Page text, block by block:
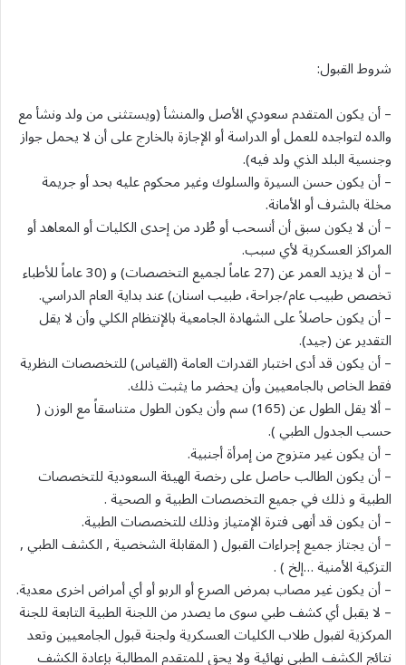
شروط القبول:
– أن يكون المتقدم سعودي الأصل والمنشأ (ويستثنى من ولد ونشأ مع
والده لتواجده للعمل أو الدراسة أو الإجازة بالخارج على أن لا يحمل جواز
وجنسية البلد الذي ولد فيه).
– أن يكون حسن السيرة والسلوك وغير محكوم عليه بحد أو جريمة
مخلة بالشرف أو الأمانة.
– أن لا يكون سبق أن أنسحب أو طُرد من إحدى الكليات أو المعاهد أو
المراكز العسكرية لأي سبب.
– أن لا يزيد العمر عن (27 عاماً لجميع التخصصات) و (30 عاماً للأطباء
تخصص طبيب عام/جراحة، طبيب اسنان) عند بداية العام الدراسي.
– أن يكون حاصلاً على الشهادة الجامعية بالإنتظام الكلي وأن لا يقل
التقدير عن (جيد).
– أن يكون قد أدى اختبار القدرات العامة (القياس) للتخصصات النظرية
فقط الخاص بالجامعيين وأن يحضر ما يثبت ذلك.
– ألا يقل الطول عن (165) سم وأن يكون الطول متناسقاً مع الوزن (
حسب الجدول الطبي ).
– أن يكون غير متزوج من إمرأة أجنبية.
– أن يكون الطالب حاصل على رخصة الهيئة السعودية للتخصصات
الطبية و ذلك في جميع التخصصات الطبية و الصحية .
– أن يكون قد أنهى فترة الإمتياز وذلك للتخصصات الطبية.
– أن يجتاز جميع إجراءات القبول ( المقابلة الشخصية , الكشف الطبي ,
التزكية الأمنية …إلخ ) .
– أن يكون غير مصاب بمرض الصرع أو الربو أو أي أمراض اخرى معدية.
– لا يقبل أي كشف طبي سوى ما يصدر من اللجنة الطبية التابعة للجنة
المركزية لقبول طلاب الكليات العسكرية ولجنة قبول الجامعيين وتعد
نتائج الكشف الطبي نهائية ولا يحق للمتقدم المطالبة بإعادة الكشف